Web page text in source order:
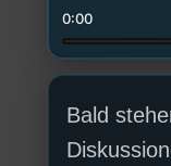
0:00
Bald